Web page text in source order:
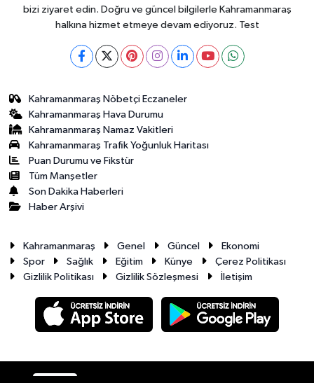
bizi ziyaret edin. Doğru ve güncel bilgilerle Kahramanmaraş
halkına hizmet etmeye devam ediyoruz. Test
Kahramanmaraş Nöbetçi Eczaneler
Kahramanmaraş Hava Durumu
Kahramanmaraş Namaz Vakitleri
Kahramanmaraş Trafik Yoğunluk Haritası
Puan Durumu ve Fikstür
Tüm Manşetler
Son Dakika Haberleri
Haber Arşivi
Kahramanmaraş Genel Güncel
Ekonomi
Spor
Sağlık Eğitim Künye
Çerez Politikası
Gizlilik Politikası
Gizlilik Sözleşmesi İletişim